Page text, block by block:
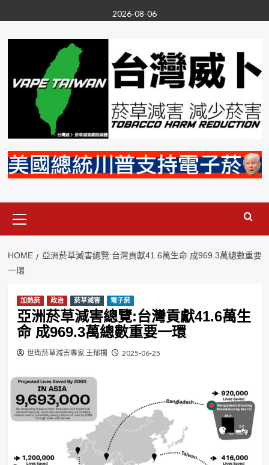
to
content
2026-08-06
Menu
HOME
亞洲菸草減害總覽:台灣貢獻41.6萬生命 成969.3萬總數重要
一環
加熱菸 政治 菸草減害 電子菸
亞洲菸草減害總覽:台灣貢獻41.6萬生
命 成969.3萬總數重要一環
世衛菸草減害專家 王郁揚 2025-06-25